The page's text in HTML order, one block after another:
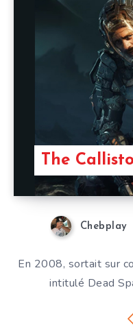
The
Chebplay
En 2008, sortait sur
intitulé Dead